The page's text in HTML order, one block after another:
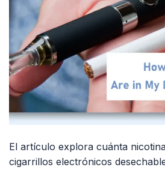
El artículo explora cuánta
cigarrillos electrónicos